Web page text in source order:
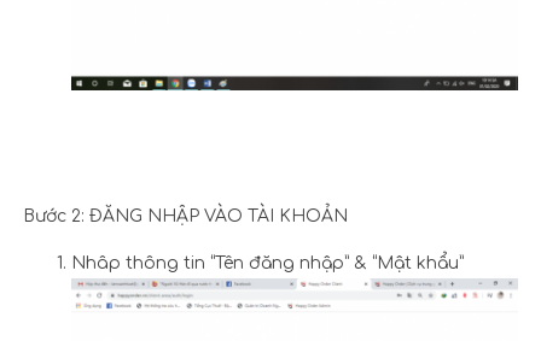
Bước 2: ĐĂNG NHẬP VÀO TÀI KHOẢN
Nhâp thông tin “Tên đăng nhập” & “Mật khẩu”